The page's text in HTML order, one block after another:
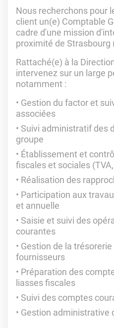
Nous recherchons pour
client un(e) Comptable
cadre d'une mission
proximité de Strasbourg
Rattaché(e) à la
intervenez sur un large
notamment :
Gestion du factor et
associées
Suivi administratif des
groupe
Établissement et
fiscales et sociales (TVA,
Réalisation des
Participation aux
et annuelle
Saisie et suivi des
courantes
Gestion de la
fournisseurs
Préparation des
liasses fiscales
Suivi des comptes
Gestion administrative